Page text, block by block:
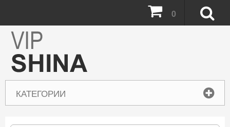
КАТЕГОРИИ
0